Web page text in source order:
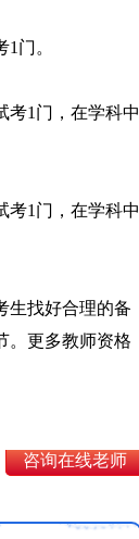
门。
考1门，在学科中
考1门，在学科中
生找好合理的备
。更多教师资格
咨询在线老师